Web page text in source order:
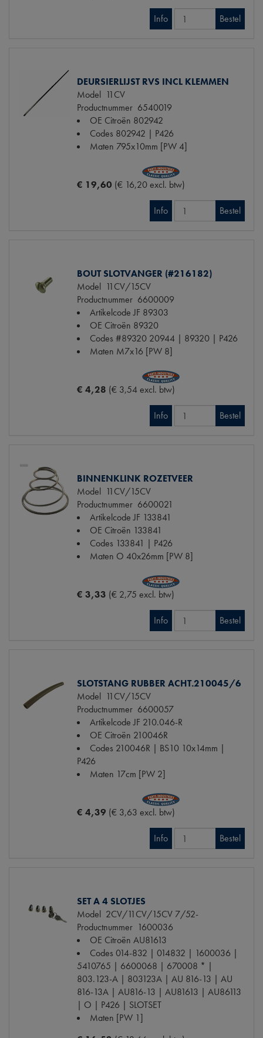
Info Bestel
DEURSIERLIJST RVS INCL KLEMMEN
Model 11CV
Productnummer 6540019
OE Citroën 802942
Codes 802942 | P426
Maten 795x10mm [PW 4]
€ 19,60 (€ 16,20 excl. btw)
Info Bestel
BOUT SLOTVANGER (#216182)
Model 11CV/15CV
Productnummer 6600009
Artikelcode JF 89303
OE Citroën 89320
Codes #89320 20944 | 89320 | P426
Maten M7x16 [PW 8]
€ 4,28 (€ 3,54 excl. btw)
Info Bestel
BINNENKLINK ROZETVEER
Model 11CV/15CV
Productnummer 6600021
Artikelcode JF 133841
OE Citroën 133841
Codes 133841 | P426
Maten O 40x26mm [PW 8]
€ 3,33 (€ 2,75 excl. btw)
Info Bestel
SLOTSTANG RUBBER ACHT.210045/6
Model 11CV/15CV
Productnummer 6600057
Artikelcode JF 210.046-R
OE Citroën 210046R
Codes 210046R | BS10 10x14mm |
P426
Maten 17cm [PW 2]
€ 4,39 (€ 3,63 excl. btw)
Info Bestel
SET A 4 SLOTJES
Model 2CV/11CV/15CV 7/52-
Productnummer 1600036
OE Citroën AU81613
Codes 014-832 | 014832 | 1600036 |
5410765 | 6600068 | 670008 * |
803.123-A | 803123A | AU 816-13 | AU
816-13A | AU816-13 | AU81613 | AU86113
| O | P426 | SLOTSET
Maten [PW 1]